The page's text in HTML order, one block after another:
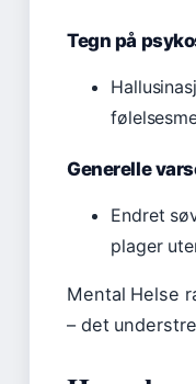
Tegn på
Generelle
Endret
plager
Mental Helse
– det